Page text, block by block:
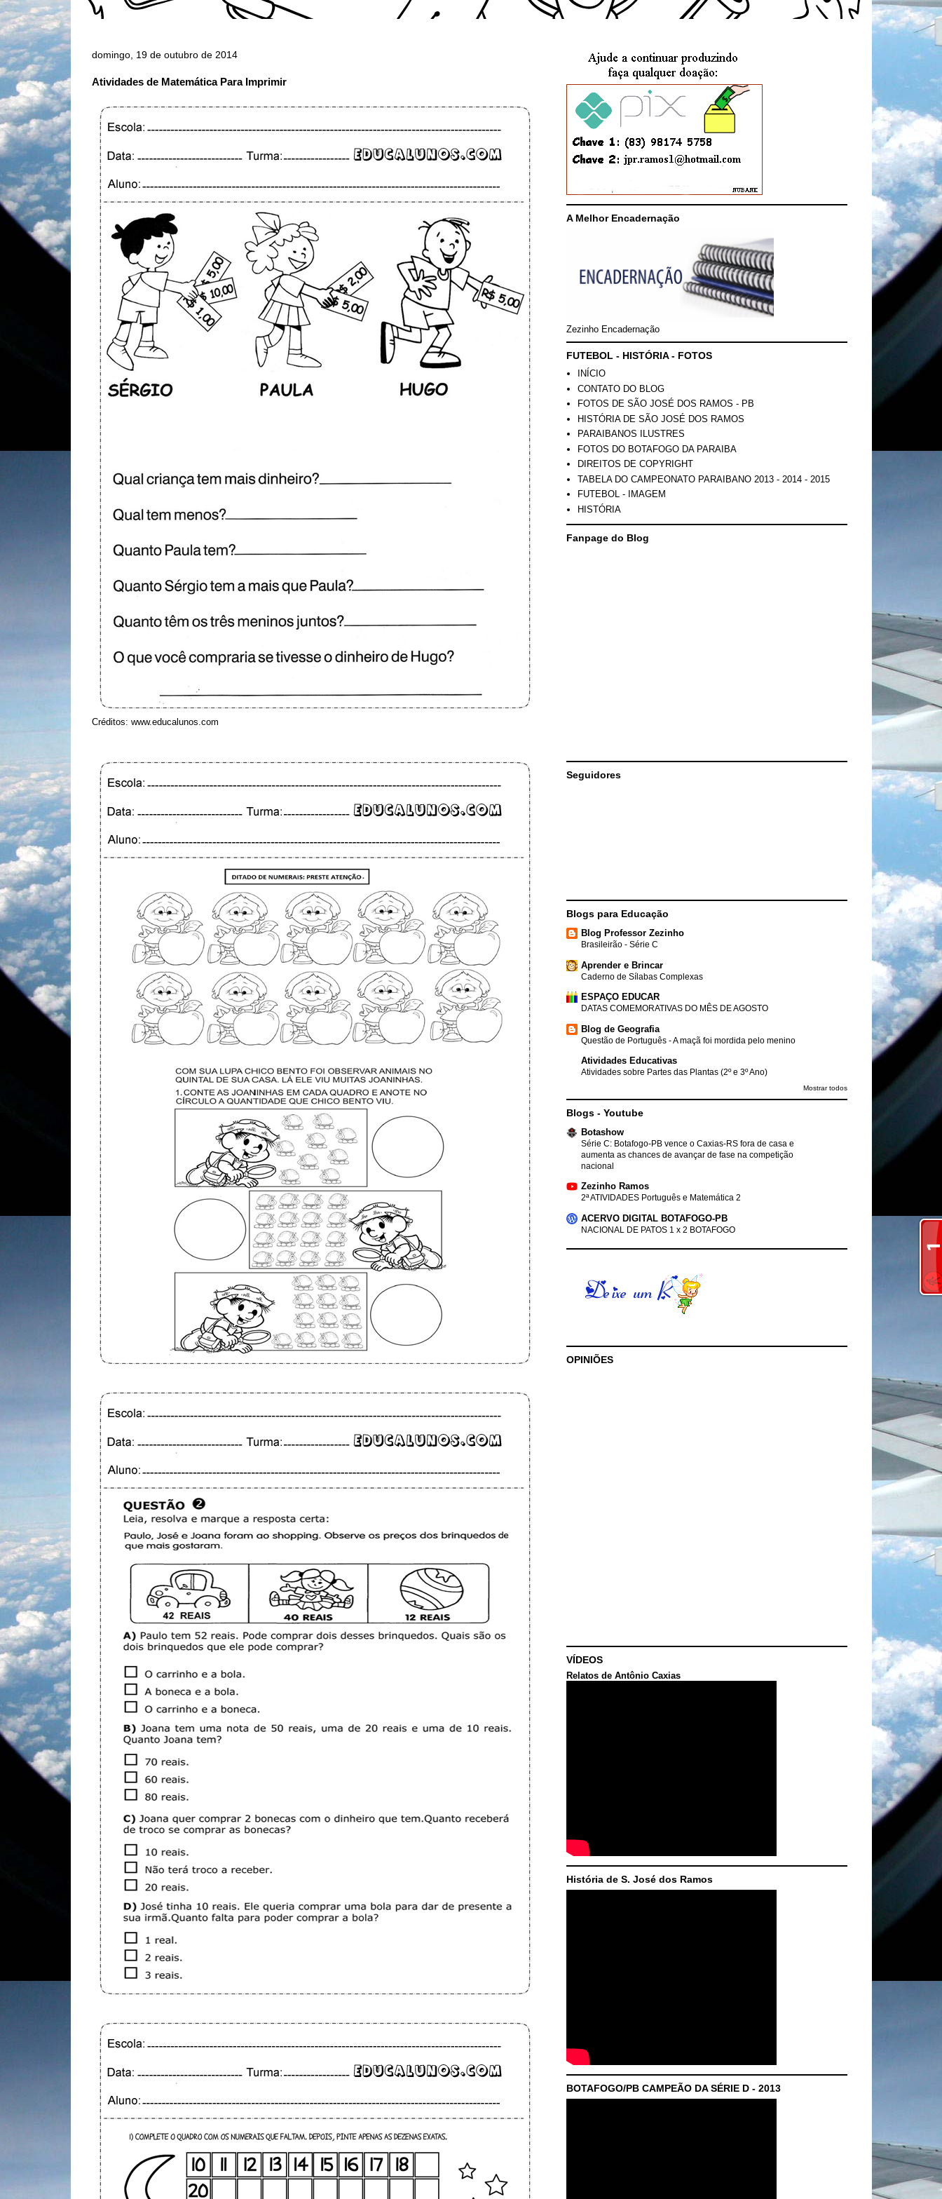
domingo, 19 de outubro de 2014
Atividades de Matemática Para Imprimir
Créditos: www.educalunos.com
A Melhor Encadernação
Zezinho Encadernação
FUTEBOL - HISTÓRIA - FOTOS
INÍCIO
CONTATO DO BLOG
FOTOS DE SÃO JOSÉ DOS RAMOS - PB
HISTÓRIA DE SÃO JOSÉ DOS RAMOS
PARAIBANOS ILUSTRES
FOTOS DO BOTAFOGO DA PARAIBA
DIREITOS DE COPYRIGHT
TABELA DO CAMPEONATO PARAIBANO 2013 - 2014 - 2015
FUTEBOL - IMAGEM
HISTÓRIA
Fanpage do Blog
Seguidores
Blogs para Educação
Blog Professor Zezinho
Brasileirão - Série C
Aprender e Brincar
Caderno de Sílabas Complexas
ESPAÇO EDUCAR
DATAS COMEMORATIVAS DO MÊS DE AGOSTO
Blog de Geografia
Questão de Português - A maçã foi mordida pelo menino
Atividades Educativas
Atividades sobre Partes das Plantas (2º e 3º Ano)
Mostrar todos
Blogs - Youtube
Botashow
Série C: Botafogo-PB vence o Caxias-RS fora de casa e
aumenta as chances de avançar de fase na competição
nacional
Zezinho Ramos
2ª ATIVIDADES Português e Matemática 2
ACERVO DIGITAL BOTAFOGO-PB
NACIONAL DE PATOS 1 x 2 BOTAFOGO
OPINIÕES
VÍDEOS
Relatos de Antônio Caxias
História de S. José dos Ramos
BOTAFOGO/PB CAMPEÃO DA SÉRIE D - 2013